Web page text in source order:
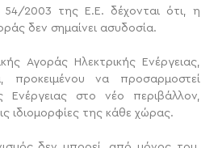
54/2003 της Ε.Ε. δέχονται ότι, η
δεν σημαίνει ασυδοσία.
Αγοράς Ηλεκτρικής Ενέργειας,
προκειμένου να προσαρμοστεί
Ενέργειας στο νέο περιβάλλον,
ιδιομορφίες της κάθε χώρας.